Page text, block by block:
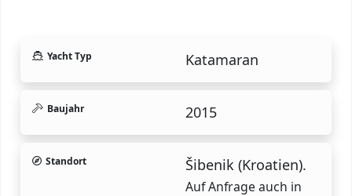
Yacht Typ Katamaran
Baujahr 2015
Standort Šibenik (Kroatien).
Auf Anfrage auch in